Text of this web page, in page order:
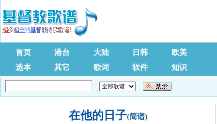
首页 港台 大陆 日韩
欧美
选本
其它 歌词 软件 知识
在他的日子(简谱)